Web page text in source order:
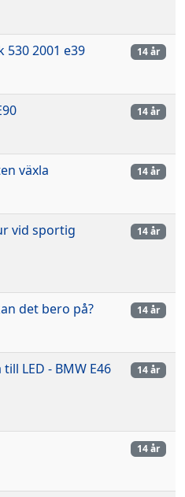
2001 e39 14 år
14 år
växla 14 år
vid sportig
14 år
det bero på? 14 år
LED - BMW E46
14 år
14 år